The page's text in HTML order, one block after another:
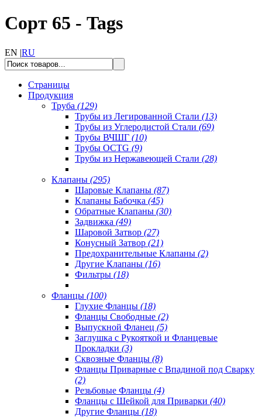
Сорт 65 - Tags
EN |RU
Страницы
Продукция
Труба (129)
Трубы из Легированной Стали (13)
Трубы из Углеродистой Стали (69)
Трубы ВЧШГ (10)
Трубы OCTG (9)
Трубы из Нержавеющей Стали (28)
Клапаны (295)
Шаровые Клапаны (87)
Клапаны Бабочка (45)
Обратные Клапаны (30)
Задвижка (49)
Шаровой Затвор (27)
Конусный Затвор (21)
Предохранительные Клапаны (2)
Другие Клапаны (16)
Фильтры (18)
Фланцы (100)
Глухие Фланцы (18)
Фланцы Свободные (2)
Выпускной Фланец (5)
Заглушка с Рукояткой и Фланцевые
Прокладки (3)
Сквозные Фланцы (8)
Фланцы Приварные с Впадиной под Сварку
(2)
Резьбовые Фланцы (4)
Фланцы с Шейкой для Приварки (40)
Другие Фланцы (18)